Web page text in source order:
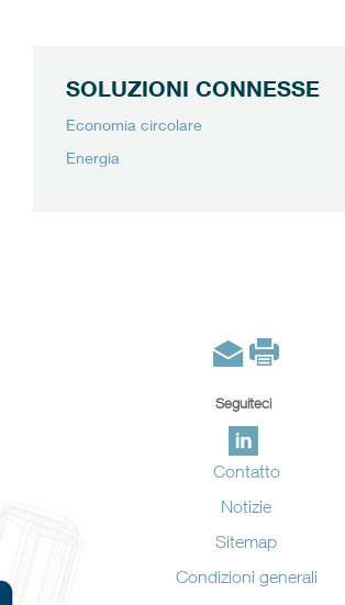
SOLUZIONI CONNESSE
Economia circolare
Energia
Seguiteci
Contatto
Notizie
Sitemap
Condizioni generali